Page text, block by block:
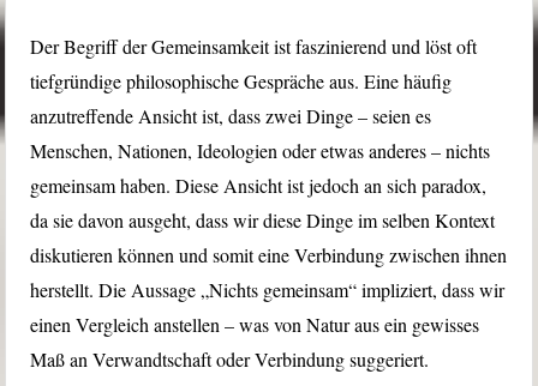
Der Begriff der Gemeinsamkeit ist faszinierend und löst oft
tiefgründige philosophische Gespräche aus. Eine häufig
anzutreffende Ansicht ist, dass zwei Dinge – seien es
Menschen, Nationen, Ideologien oder etwas anderes – nichts
gemeinsam haben. Diese Ansicht ist jedoch an sich paradox,
da sie davon ausgeht, dass wir diese Dinge im selben Kontext
diskutieren können und somit eine Verbindung zwischen ihnen
herstellt. Die Aussage „Nichts gemeinsam“ impliziert, dass wir
einen Vergleich anstellen – was von Natur aus ein gewisses
Maß an Verwandtschaft oder Verbindung suggeriert.